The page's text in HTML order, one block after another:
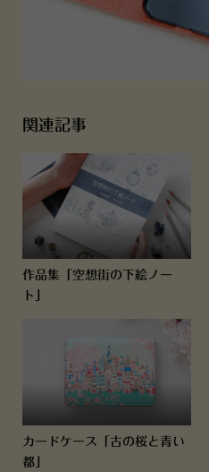
関連記事
作品集「空想街の下絵ノー
ト」
カードケース「古の桜と青い
都」